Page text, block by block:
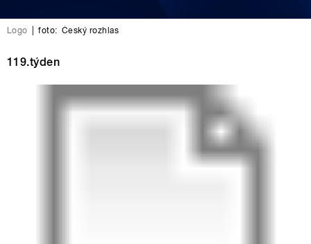
Logo foto: Český rozhlas
119.týden